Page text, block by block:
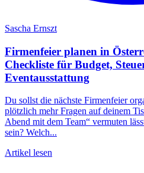
Sascha Ernszt
Firmenfeier planen in
Checkliste für Budget,
Eventausstattung
Du sollst die nächste Firmenfeier
plötzlich mehr Fragen auf deinem
Abend mit dem Team“ vermuten
sein? Welch...
Artikel lesen